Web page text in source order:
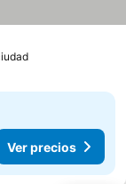
Ver precios
Ver precios